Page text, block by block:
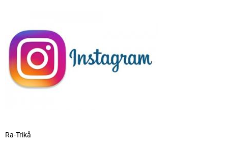
Ra-Trikå